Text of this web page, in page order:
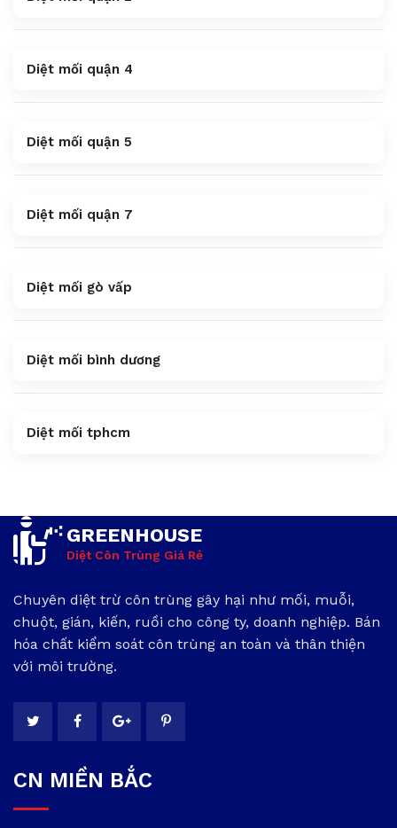
Diệt mối quận 4
Diệt mối quận 5
Diệt mối quận 7
Diệt mối gò vấp
Diệt mối bình dương
Diệt mối tphcm
GREENHOUSE
Diệt Côn Trùng Giá Rẻ
Chuyên diệt trừ côn trùng gây hại như mối, muỗi,
chuột, gián, kiến, ruồi cho công ty, doanh nghiệp. Bán
hóa chất kiểm soát côn trùng an toàn và thân thiện
với môi trường.
CN MIỀN BẮC